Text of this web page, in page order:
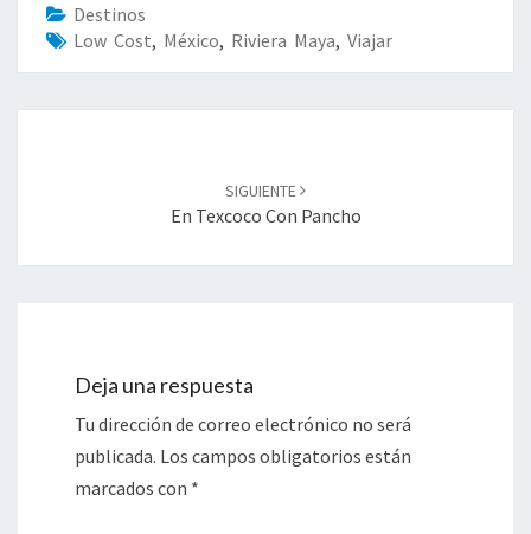
Destinos
Low Cost, México, Riviera Maya, Viajar
SIGUIENTE
En Texcoco Con Pancho
Deja una respuesta
Tu dirección de correo electrónico no será
publicada. Los campos obligatorios están
marcados con *